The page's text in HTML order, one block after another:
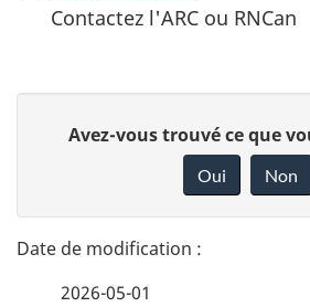
Contactez l'ARC ou RNCan
t
a
n
Avez-vous trouvé ce que
Oui Non
2026-05-01